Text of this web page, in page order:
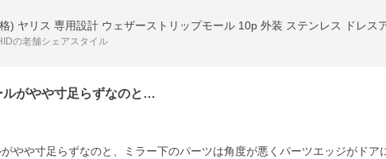
) ヤリス 専用設計 ウェザーストリップモール 10p 外装 ステンレス ドレス
の老舗シェアスタイル
ルがやや寸足らずなのと…
やや寸足らずなのと、ミラー下のパーツは角度が悪くパーツエッジがドア